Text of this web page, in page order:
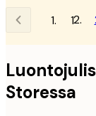
1
Storessa